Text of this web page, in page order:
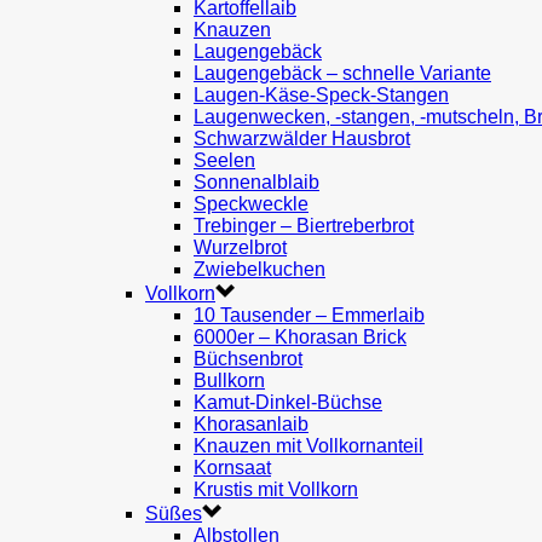
Kartoffellaib
Knauzen
Laugengebäck
Laugengebäck – schnelle Variante
Laugen-Käse-Speck-Stangen
Laugenwecken, -stangen, -mutscheln,
Schwarzwälder Hausbrot
Seelen
Sonnenalblaib
Speckweckle
Trebinger – Biertreberbrot
Wurzelbrot
Zwiebelkuchen
Vollkorn
10 Tausender – Emmerlaib
6000er – Khorasan Brick
Büchsenbrot
Bullkorn
Kamut-Dinkel-Büchse
Khorasanlaib
Knauzen mit Vollkornanteil
Kornsaat
Krustis mit Vollkorn
Süßes
Albstollen